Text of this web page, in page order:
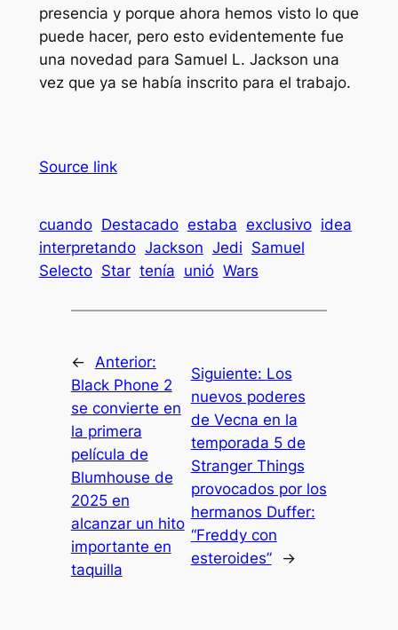
presencia y porque ahora hemos visto lo que
puede hacer, pero esto evidentemente fue
una novedad para Samuel L. Jackson una
vez que ya se había inscrito para el trabajo.
Source link
cuando Destacado estaba exclusivo idea
interpretando Jackson Jedi Samuel
Selecto Star tenía unió Wars
← Anterior:
Black Phone 2
se convierte en
la primera
película de
Blumhouse de
2025 en
alcanzar un hito
importante en
taquilla
Siguiente: Los
nuevos poderes
de Vecna ​​en la
temporada 5 de
Stranger Things
provocados por los
hermanos Duffer:
“Freddy con
esteroides”
→